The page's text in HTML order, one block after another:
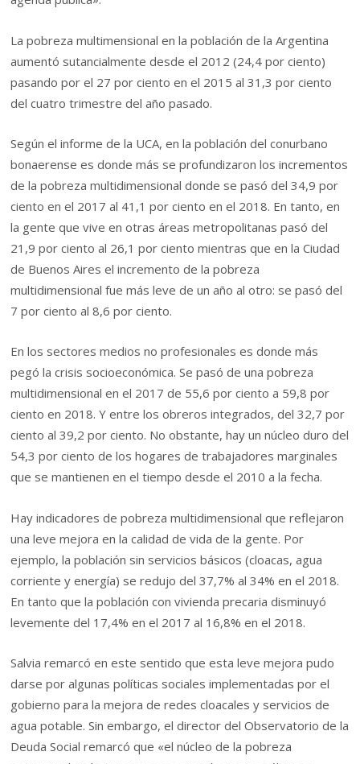
La pobreza multimensional en la población de la Argentina
aumentó sutancialmente desde el 2012 (24,4 por ciento)
pasando por el 27 por ciento en el 2015 al 31,3 por ciento
del cuatro trimestre del año pasado.
Según el informe de la UCA, en la población del conurbano
bonaerense es donde más se profundizaron los incrementos
de la pobreza multidimensional donde se pasó del 34,9 por
ciento en el 2017 al 41,1 por ciento en el 2018. En tanto, en
la gente que vive en otras áreas metropolitanas pasó del
21,9 por ciento al 26,1 por ciento mientras que en la Ciudad
de Buenos Aires el incremento de la pobreza
multidimensional fue más leve de un año al otro: se pasó del
7 por ciento al 8,6 por ciento.
En los sectores medios no profesionales es donde más
pegó la crisis socioeconómica. Se pasó de una pobreza
multidimensional en el 2017 de 55,6 por ciento a 59,8 por
ciento en 2018. Y entre los obreros integrados, del 32,7 por
ciento al 39,2 por ciento. No obstante, hay un núcleo duro del
54,3 por ciento de los hogares de trabajadores marginales
que se mantienen en el tiempo desde el 2010 a la fecha.
Hay indicadores de pobreza multidimensional que reflejaron
una leve mejora en la calidad de vida de la gente. Por
ejemplo, la población sin servicios básicos (cloacas, agua
corriente y energía) se redujo del 37,7% al 34% en el 2018.
En tanto que la población con vivienda precaria disminuyó
levemente del 17,4% en el 2017 al 16,8% en el 2018.
Salvia remarcó en este sentido que esta leve mejora pudo
darse por algunas políticas sociales implementadas por el
gobierno para la mejora de redes cloacales y servicios de
agua potable. Sin embargo, el director del Observatorio de la
Deuda Social remarcó que «el núcleo de la pobreza